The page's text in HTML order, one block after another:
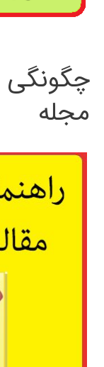
چگونگی
مجله